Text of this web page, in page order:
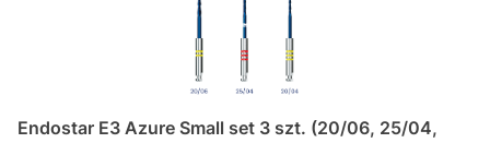
Endostar E3 Azure Small set 3 szt. (20/06, 25/04,